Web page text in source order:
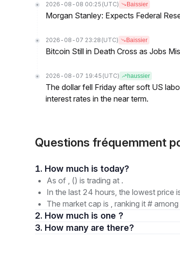
2026-08-08 00:25 (UTC) Baissier
Morgan Stanley: Expects Federal
2026-08-07 23:28 (UTC) Baissier
Bitcoin Still in Death Cross as Jobs
2026-08-07 19:45 (UTC) haussier
The dollar fell Friday after soft US
interest rates in the near term.
Questions fréquemment
1. How much is today?
As of , () is trading at .
In the last 24 hours, the lowest price
The market cap is , ranking it #
2. How much is one ?
3. How many are there?